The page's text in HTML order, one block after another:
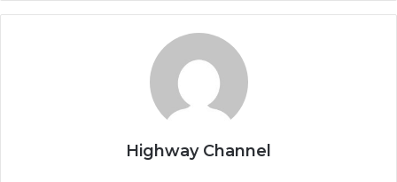
Highway Channel